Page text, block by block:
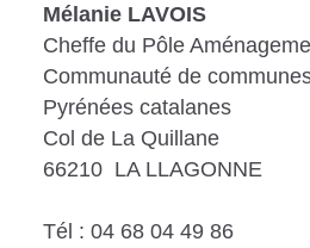
1
7
p
d
Mélanie LAVOIS
Cheffe du Pôle
Communauté de
Pyrénées catalanes
Col de La Quillane
66210 LA LLAGONNE
Tél : 04 68 04 49 86